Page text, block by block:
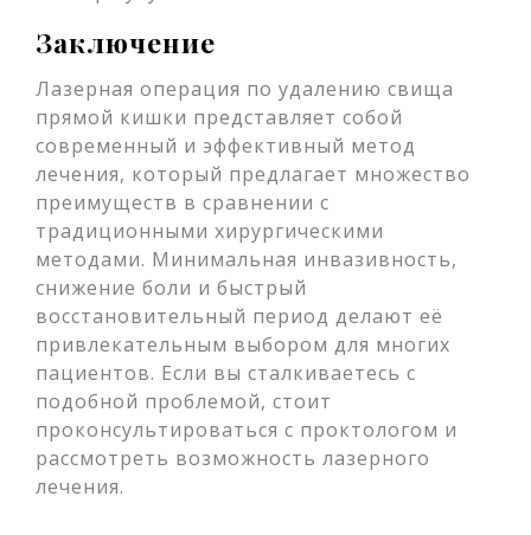
Заключение
Лазерная операция по удалению свища
прямой кишки представляет собой
современный и эффективный метод
лечения, который предлагает множество
преимуществ в сравнении с
традиционными хирургическими
методами. Минимальная инвазивность,
снижение боли и быстрый
восстановительный период делают её
привлекательным выбором для многих
пациентов. Если вы сталкиваетесь с
подобной проблемой, стоит
проконсультироваться с проктологом и
рассмотреть возможность лазерного
лечения.